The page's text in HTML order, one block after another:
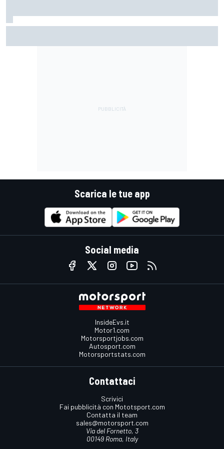
Scarica le tue app
Social media
InsideEvs.it
Motor1.com
Motorsportjobs.com
Autosport.com
Motorsportstats.com
Contattaci
Scrivici
Fai pubblicità con Mototsport.com
Contatta il team
sales@motorsport.com
Via del Fornetto, 3
00149 Roma, Italy